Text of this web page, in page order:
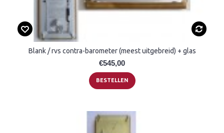
Blank / rvs contra-barometer (meest uitgebreid) + glas
€545,00
BESTELLEN